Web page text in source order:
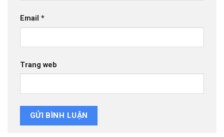
Email *
Trang web